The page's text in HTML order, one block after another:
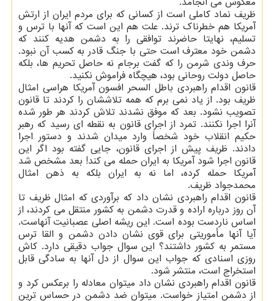
ظریف نماد کاملی است از کسانی که برای مردم ایران از ارتش
آمریکا هم خطرناک ترند. علت هم این است که آنها با ترس و
تسلیم، نهایتا حاضرند توافقی را به دشمن هدیه کنند که
دشمن خود معترف است حتی با جنگ قادر به کسب آن نبود.
حرف وندی شرمن را که گفت برجام نه حاصل تحریم ها، بلکه
حاصل دولت روحانی بود، هیچگاه فراموش نکنید.
قانون اقدام راهبردی باطل السحر افسون آمریکا هراسی امثال
ظریف بود. از یاد نمی برم که همه تلاششان را کردند تا قانون
تصویب نشود. بعد که موفق نشدند تلاش کردند هر طور شده
آنرا اجرا نکنند. تمرد از اجرای قانون به نقطه ای رسید که رهبر
حکیم انقلاب خود شخصاً وارد میدان شدند و دستور اجرا
دادند. ظریف پیش از اجرای قانون، جایی گفته بود اگر این
قانون اجرا شود آمریکا به ایران حمله می کند! بعد مشخص شد
آمریکا حمله کرده، اما نه به ایران بلکه به ذهن امثال
محمدجواد ظریف.
قانون اقدام راهبردی نشان داد که برآوردی که امثال ظریف تا
آن روز درباره اراده و قدرت دشمن به کشور منتقل می کردند، از
اساس ناردست بوده است. این ریشه اصلی عصبانیت آنهاست.
آیا آنها مأموریتی برای قوی نشان دادن دشمن و القا ترس
مستمر به کشور داشتند؟ این سوال جواب دقیقی دارد. کاش
روزی اسنادی که جواب این سوال از دل آنها به سادگی قابل
استخراج است، منتشر شود.
قانون اقدام راهبردی نشان داد میتوان معادله را برعکس کرد و
از دشمن امتیاز خواست. میتوان ضد دشمن در حساس ترین